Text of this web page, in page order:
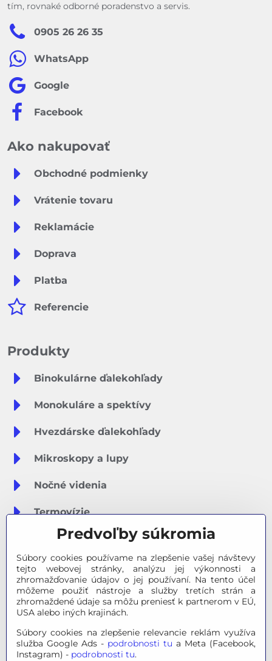
tím, rovnaké odborné poradenstvo a servis.
0905 26 26 35
WhatsApp
Google
Facebook
Ako nakupovať
Obchodné podmienky
Vrátenie tovaru
Reklamácie
Doprava
Platba
Referencie
Produkty
Binokulárne ďalekohľady
Monokuláre a spektívy
Hvezdárske ďalekohľady
Mikroskopy a lupy
Nočné videnia
Termovízie
Meteostanice
Značky
Výpredaj
Tipy na darčeky
Poradňa - Ako si vybrať
Predvoľby súkromia
Súbory cookies používame na zlepšenie vašej návštevy
tejto webovej stránky, analýzu jej výkonnosti a
zhromažďovanie údajov o jej používaní. Na tento účel
môžeme použiť nástroje a služby tretích strán a
zhromaždené údaje sa môžu preniesť k partnerom v EÚ,
USA alebo iných krajinách.
Súbory cookies na zlepšenie relevancie reklám využíva
služba Google Ads - podrobnosti tu a Meta (Facebook,
Instagram) - podrobnosti tu.